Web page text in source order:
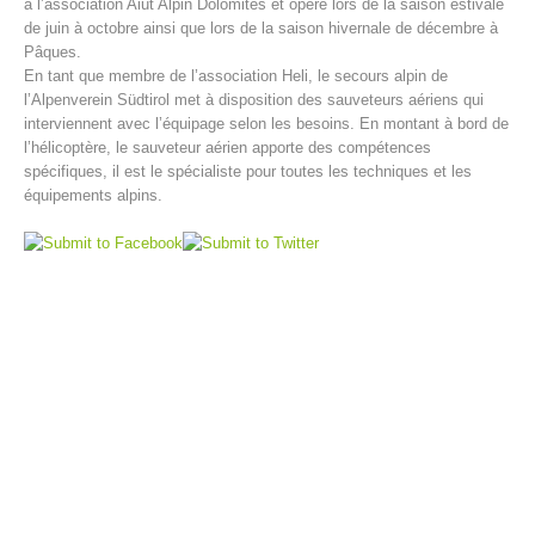
à l’association Aiut Alpin Dolomites et opère lors de la saison estivale
de juin à octobre ainsi que lors de la saison hivernale de décembre à
Pâques.
En tant que membre de l’association Heli, le secours alpin de
l’Alpenverein Südtirol met à disposition des sauveteurs aériens qui
interviennent avec l’équipage selon les besoins. En montant à bord de
l’hélicoptère, le sauveteur aérien apporte des compétences
spécifiques, il est le spécialiste pour toutes les techniques et les
équipements alpins.